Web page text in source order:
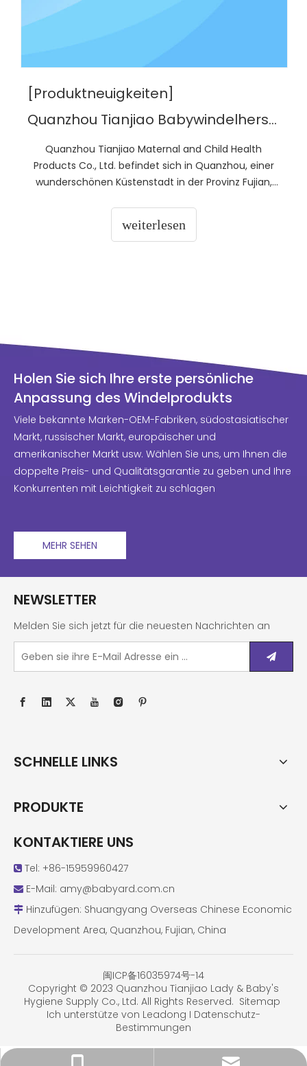
[Produktneuigkeiten]
Quanzhou Tianjiao Babywindelhersteller
Quanzhou Tianjiao Maternal and Child Health
Products Co., Ltd. befindet sich in Quanzhou, einer
wunderschönen Küstenstadt in der Provinz Fujian,
des Qingyuan-Berges. Tianjiao wurde 2005
weiterlesen
Holen Sie sich Ihre erste persönliche
Anpassung des Windelprodukts
Viele bekannte Marken-OEM-Fabriken, südostasiatischer
Markt, russischer Markt, europäischer und
amerikanischer Markt usw. Wählen Sie uns, um Ihnen die
doppelte Preis- und Qualitätsgarantie zu geben und Ihre
Konkurrenten mit Leichtigkeit zu schlagen
MEHR SEHEN
NEWSLETTER
Melden Sie sich jetzt für die neuesten Nachrichten an
SCHNELLE LINKS
PRODUKTE
KONTAKTIERE UNS
 Tel: +86-15959960427
 E-Mail: amy@babyard.com.cn
 Hinzufügen: Shuangyang Overseas Chinese Economic
Development Area, Quanzhou, Fujian, China
闽ICP备16035974号-14
Copyright © 2023 Quanzhou Tianjiao Lady & Baby's
Hygiene Supply Co., Ltd. All Rights Reserved. Sitemap
Ich unterstütze von Leadong I Datenschutz-
Bestimmungen